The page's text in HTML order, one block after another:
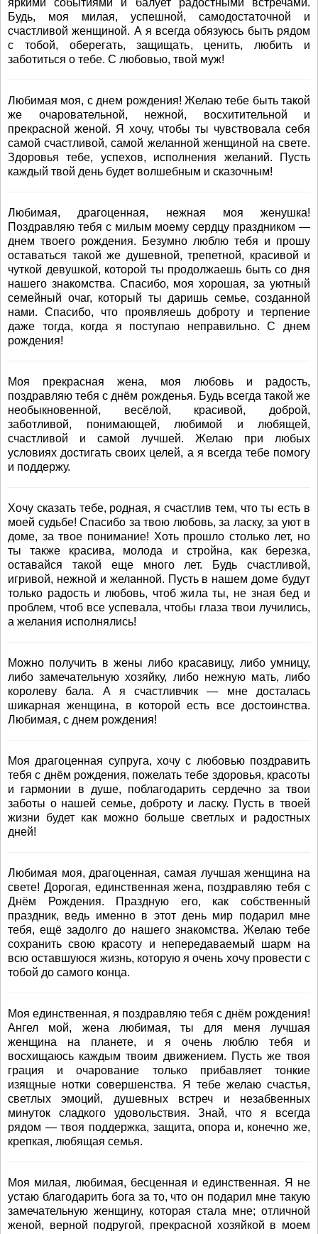
яркими событиями и балует радостными встречами.
Будь, моя милая, успешной, самодостаточной и
счастливой женщиной. А я всегда обязуюсь быть рядом
с тобой, оберегать, защищать, ценить, любить и
заботиться о тебе. С любовью, твой муж!
Любимая моя, с днем рождения! Желаю тебе быть такой
же очаровательной, нежной, восхитительной и
прекрасной женой. Я хочу, чтобы ты чувствовала себя
самой счастливой, самой желанной женщиной на свете.
Здоровья тебе, успехов, исполнения желаний. Пусть
каждый твой день будет волшебным и сказочным!
Любимая, драгоценная, нежная моя женушка!
Поздравляю тебя с милым моему сердцу праздником —
днем твоего рождения. Безумно люблю тебя и прошу
оставаться такой же душевной, трепетной, красивой и
чуткой девушкой, которой ты продолжаешь быть со дня
нашего знакомства. Спасибо, моя хорошая, за уютный
семейный очаг, который ты даришь семье, созданной
нами. Спасибо, что проявляешь доброту и терпение
даже тогда, когда я поступаю неправильно. С днем
рождения!
Моя прекрасная жена, моя любовь и радость,
поздравляю тебя с днём рожденья. Будь всегда такой же
необыкновенной, весёлой, красивой, доброй,
заботливой, понимающей, любимой и любящей,
счастливой и самой лучшей. Желаю при любых
условиях достигать своих целей, а я всегда тебе помогу
и поддержу.
Хочу сказать тебе, родная, я счастлив тем, что ты есть в
моей судьбе! Спасибо за твою любовь, за ласку, за уют в
доме, за твое понимание! Хоть прошло столько лет, но
ты также красива, молода и стройна, как березка,
оставайся такой еще много лет. Будь счастливой,
игривой, нежной и желанной. Пусть в нашем доме будут
только радость и любовь, чтоб жила ты, не зная бед и
проблем, чтоб все успевала, чтобы глаза твои лучились,
а желания исполнялись!
Можно получить в жены либо красавицу, либо умницу,
либо замечательную хозяйку, либо нежную мать, либо
королеву бала. А я счастливчик — мне досталась
шикарная женщина, в которой есть все достоинства.
Любимая, с днем рождения!
Моя драгоценная супруга, хочу с любовью поздравить
тебя с днём рождения, пожелать тебе здоровья, красоты
и гармонии в душе, поблагодарить сердечно за твои
заботы о нашей семье, доброту и ласку. Пусть в твоей
жизни будет как можно больше светлых и радостных
дней!
Любимая моя, драгоценная, самая лучшая женщина на
свете! Дорогая, единственная жена, поздравляю тебя с
Днём Рождения. Праздную его, как собственный
праздник, ведь именно в этот день мир подарил мне
тебя, ещё задолго до нашего знакомства. Желаю тебе
сохранить свою красоту и непередаваемый шарм на
всю оставшуюся жизнь, которую я очень хочу провести с
тобой до самого конца.
Моя единственная, я поздравляю тебя с днём рождения!
Ангел мой, жена любимая, ты для меня лучшая
женщина на планете, и я очень люблю тебя и
восхищаюсь каждым твоим движением. Пусть же твоя
грация и очарование только прибавляет тонкие
изящные нотки совершенства. Я тебе желаю счастья,
светлых эмоций, душевных встреч и незабвенных
минуток сладкого удовольствия. Знай, что я всегда
рядом — твоя поддержка, защита, опора и, конечно же,
крепкая, любящая семья.
Моя милая, любимая, бесценная и единственная. Я не
устаю благодарить бога за то, что он подарил мне такую
замечательную женщину, которая стала мне; отличной
женой, верной подругой, прекрасной хозяйкой в моем